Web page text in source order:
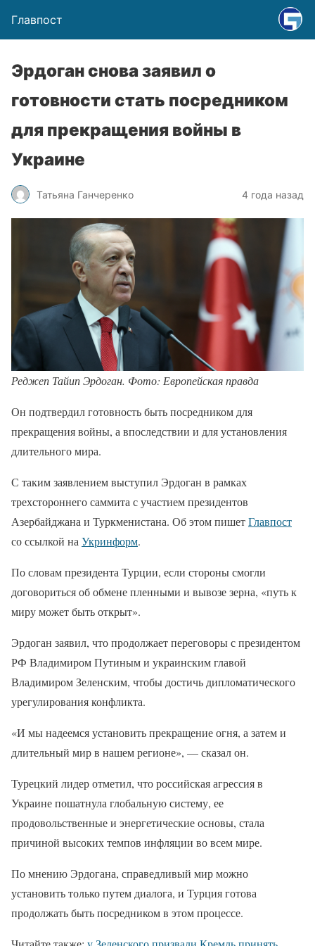
Главпост
Эрдоган снова заявил о
готовности стать посредником
для прекращения войны в
Украине
Татьяна Ганчеренко 4 года назад
Реджеп Тайип Эрдоган. Фото: Европейская правда
Он подтвердил готовность быть посредником для
прекращения войны, а впоследствии и для установления
длительного мира.
С таким заявлением выступил Эрдоган в рамках
трехстороннего саммита с участием президентов
Азербайджана и Туркменистана. Об этом пишетГлавпост
со ссылкой на Укринформ.
По словам президента Турции, если стороны смогли
договориться об обмене пленными и вывозе зерна, «путь к
миру может быть открыт».
Эрдоган заявил, что продолжает переговоры с президентом
РФ Владимиром Путиным и украинским главой
Владимиром Зеленским, чтобы достичь дипломатического
урегулирования конфликта.
«И мы надеемся установить прекращение огня, а затем и
длительный мир в нашем регионе», — сказал он.
Турецкий лидер отметил, что российская агрессия в
Украине пошатнула глобальную систему, ее
продовольственные и энергетические основы, стала
причиной высоких темпов инфляции во всем мире.
По мнению Эрдогана, справедливый мир можно
установить только путем диалога, и Турция готова
продолжать быть посредником в этом процессе.